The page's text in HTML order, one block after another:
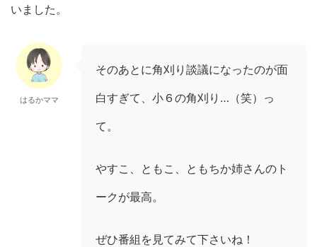
いました。
はるかママ
そのあとに角刈り談議になったのが面
白すぎて、小６の角刈り…（笑）っ
て。
やすこ、ともこ、ともちか姉さんのト
ークが最高。
ぜひ番組を見てみて下さいね！